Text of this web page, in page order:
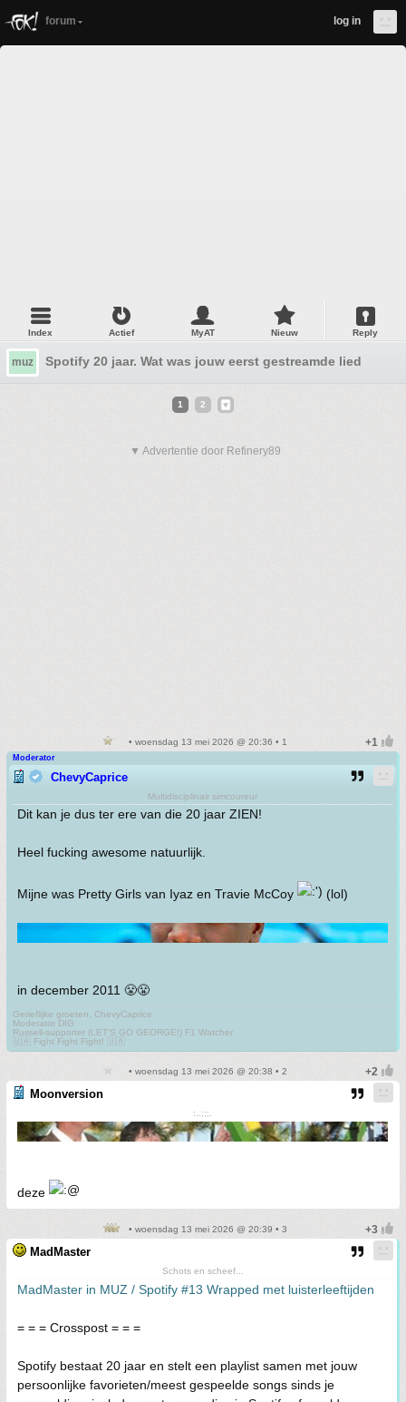
forum log in
Index Actief MyAT Nieuw Reply
muz Spotify 20 jaar. Wat was jouw eerst gestreamde lied en
1 2
▼ Advertentie door Refinery89
• woensdag 13 mei 2026 @ 20:36 • 1
Moderator
ChevyCaprice
Multidisciplinair simcoureur
Dit kan je dus ter ere van die 20 jaar ZIEN!
Heel fucking awesome natuurlijk.
Mijne was Pretty Girls van Iyaz en Travie McCoy (lol)
in december 2011 😤😤
Gerieflijke groeten, ChevyCaprice
Moderator DIG
Russell-supporter (LET'S GO GEORGE!) F1 Watcher
🇺🇦 Fight Fight Fight! 🇺🇦
• woensdag 13 mei 2026 @ 20:38 • 2
Moonversion
:..;;;.
deze
• woensdag 13 mei 2026 @ 20:39 • 3
MadMaster
Schots en scheef...
MadMaster in MUZ / Spotify #13 Wrapped met luisterleeftijden
= = = Crosspost = = =
Spotify bestaat 20 jaar en stelt een playlist samen met jouw
persoonlijke favorieten/meest gespeelde songs sinds je